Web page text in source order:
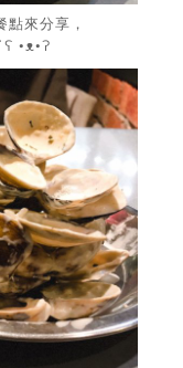
來分享，
•ᴥ•ʔ